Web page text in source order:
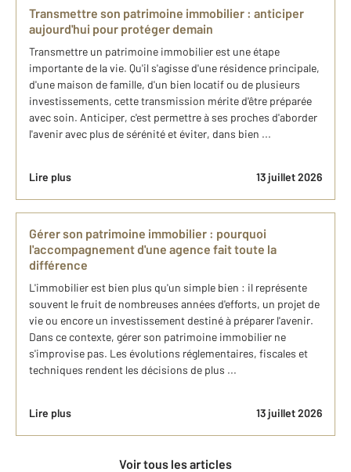
Transmettre son patrimoine immobilier : anticiper
aujourd'hui pour protéger demain
Transmettre un patrimoine immobilier est une étape
importante de la vie. Qu'il s'agisse d'une résidence principale,
d'une maison de famille, d'un bien locatif ou de plusieurs
investissements, cette transmission mérite d'être préparée
avec soin. Anticiper, c'est permettre à ses proches d'aborder
l'avenir avec plus de sérénité et éviter, dans bien ...
Lire plus 13 juillet 2026
Gérer son patrimoine immobilier : pourquoi
l'accompagnement d'une agence fait toute la
différence
L'immobilier est bien plus qu'un simple bien : il représente
souvent le fruit de nombreuses années d'efforts, un projet de
vie ou encore un investissement destiné à préparer l'avenir.
Dans ce contexte, gérer son patrimoine immobilier ne
s'improvise pas. Les évolutions réglementaires, fiscales et
techniques rendent les décisions de plus ...
Lire plus 13 juillet 2026
Voir tous les articles